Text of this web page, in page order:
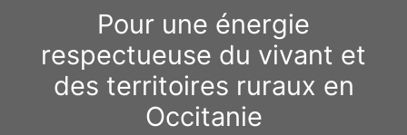
contenu
Pour une énergie
respectueuse du vivant et
des territoires ruraux en
Occitanie